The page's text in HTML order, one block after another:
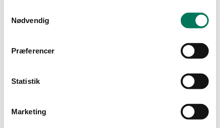
Nødvendig
Præferencer
Statistik
Marketing
Filtrer din søgning
Type
Branche